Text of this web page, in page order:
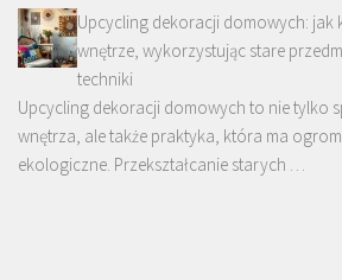
Upcycling dekoracji domowych: jak
wnętrze, wykorzystując stare
techniki
Upcycling dekoracji domowych to nie tylko
wnętrza, ale także praktyka, która ma
ekologiczne. Przekształcanie starych …